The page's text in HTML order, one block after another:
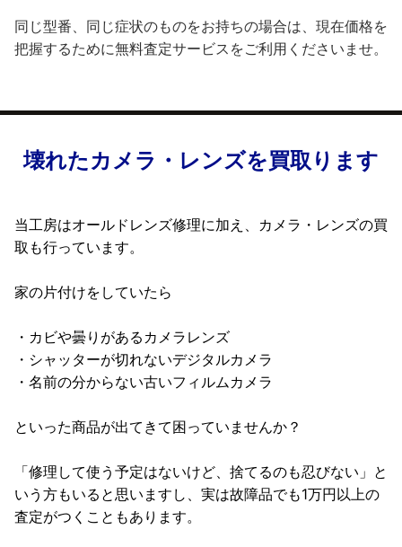
同じ型番、同じ症状のものをお持ちの場合は、現在価格を
把握するために無料査定サービスをご利用くださいませ。
壊れたカメラ・レンズを買取ります
当工房はオールドレンズ修理に加え、カメラ・レンズの買
取も行っています。
家の片付けをしていたら
・カビや曇りがあるカメラレンズ
・シャッターが切れないデジタルカメラ
・名前の分からない古いフィルムカメラ
といった商品が出てきて困っていませんか？
「修理して使う予定はないけど、捨てるのも忍びない」と
いう方もいると思いますし、実は故障品でも1万円以上の
査定がつくこともあります。